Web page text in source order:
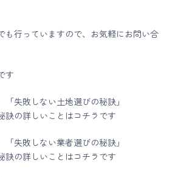
も行っていますので、お気軽にお問い合
す
失敗しない土地選びの秘訣」
訣の詳しいことはコチラです
失敗しない業者選びの秘訣」
訣の詳しいことはコチラです